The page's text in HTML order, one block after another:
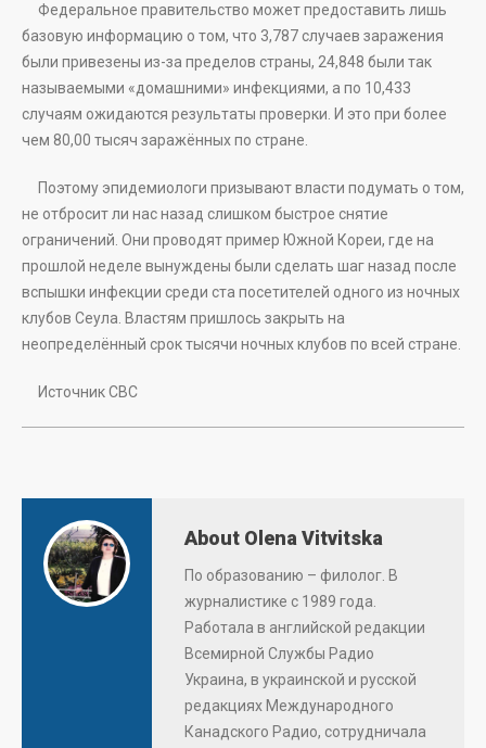
Федеральное правительство может предоставить лишь
базовую информацию о том, что 3,787 случаев заражения
были привезены из-за пределов страны, 24,848 были так
называемыми «домашними» инфекциями, а по 10,433
случаям ожидаются результаты проверки. И это при более
чем 80,00 тысяч заражённых по стране.
Поэтому эпидемиологи призывают власти подумать о том,
не отбросит ли нас назад слишком быстрое снятие
ограничений. Они проводят пример Южной Кореи, где на
прошлой неделе вынуждены были сделать шаг назад после
вспышки инфекции среди ста посетителей одного из ночных
клубов Сеула. Властям пришлось закрыть на
неопределённый срок тысячи ночных клубов по всей стране.
Источник СВС
About Olena Vitvitska
По образованию – филолог. В
журналистике с 1989 года.
Работала в английской редакции
Всемирной Службы Радио
Украина, в украинской и русской
редакциях Международного
Канадского Радио, сотрудничала